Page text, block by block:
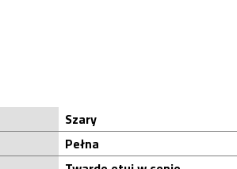
Szary
Pełna